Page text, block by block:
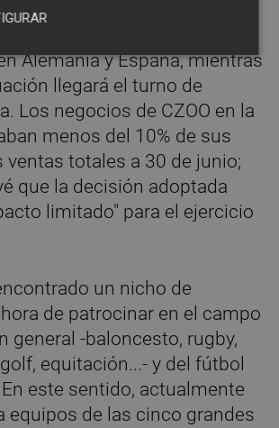
ello comenzará en primer
de forma ordenada sus
Alemania y España, mientras
llegará el turno de
Los negocios de CZOO en la
menos del 10% de sus
ventas totales a 30 de junio;
que la decisión adoptada
limitado" para el ejercicio
un nicho de
de patrocinar en el campo
general -baloncesto, rugby,
equitación...- y del fútbol
este sentido, actualmente
equipos de las cinco grandes